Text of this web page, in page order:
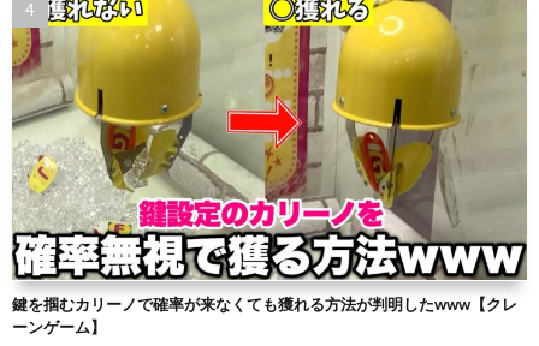
鍵を掴むカリーノで確率が来なくても獲れる方法が判明したwww【クレ
ーンゲーム】